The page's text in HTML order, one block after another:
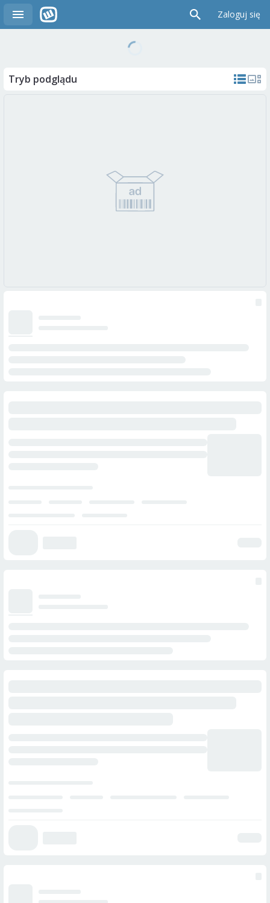
Zaloguj się
Tryb podglądu